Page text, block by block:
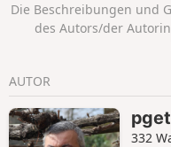
Die Beschreibungen und
des Autors/der
AUTOR
332